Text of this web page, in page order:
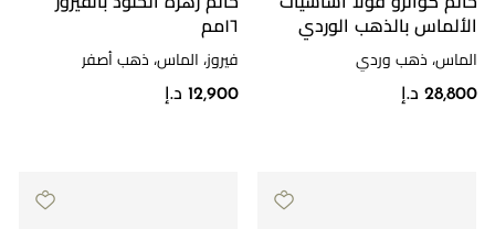
الألماس بالذهب الوردي
الماس، ذهب وردي
28,800 د.إ
١٦مم
فيروز، الماس، ذهب أصفر
12,900 د.إ